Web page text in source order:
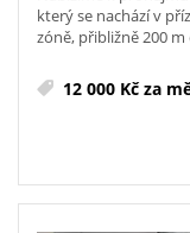
který se nachází v
zóně, přibližně 200 m
12 000 Kč za